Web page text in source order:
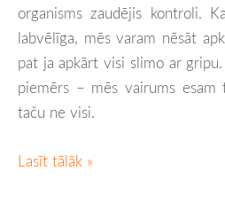
organisms zaudējis kontroli.
labvēlīga, mēs varam nēsāt
pat ja apkārt visi slimo ar
piemērs – mēs vairums esam
taču ne visi.
Lasīt tālāk »